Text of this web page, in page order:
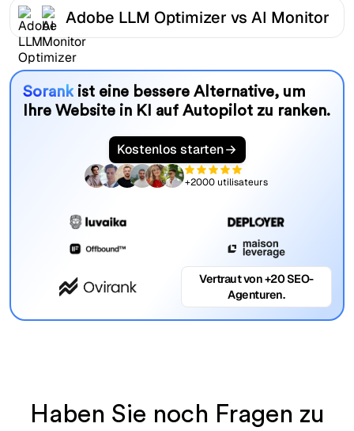
Adobe LLM Optimizer vs AI Monitor
Sorankist eine bessere Alternative, um
Ihre Website in KI auf Autopilot zu ranken.
Kostenlos starten
+2000 utilisateurs
Vertraut von +20 SEO-
Agenturen.
Haben Sie noch Fragen zu